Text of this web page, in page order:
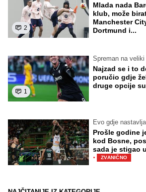
2
Mlada nada
klub, može
Manchester
Dortmund i...
1
Spreman na
Najzad se i to
poručio gdje
druge opcije
Evo gdje
Prošle godine
kod Bosne,
sada je stigao
· ZVANIČNO